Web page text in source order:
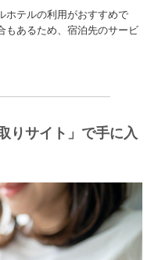
ホテルの利用がおすすめで
もあるため、宿泊先のサービ
りサイト」で手に入